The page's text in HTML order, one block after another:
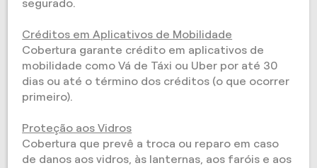
segurado.
Créditos em Aplicativos de Mobilidade
Cobertura garante crédito em aplicativos de
mobilidade como Vá de Táxi ou Uber por até 30
dias ou até o término dos créditos (o que ocorrer
primeiro).
Proteção aos Vidros
Cobertura que prevê a troca ou reparo em caso
de danos aos vidros, às lanternas, aos faróis e aos